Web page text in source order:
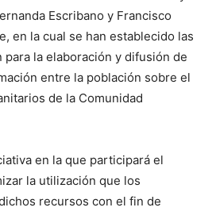
Escribano y Francisco
en la cual se han establecido las
para la elaboración y difusión de
entre la población sobre el
de la Comunidad
en la que participará el
la utilización que los
recursos con el fin de